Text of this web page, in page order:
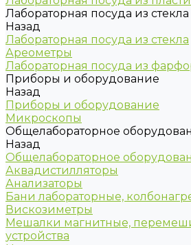
Лабораторная посуда из стекла
Назад
Лабораторная посуда из стекла
Ареометры
Лабораторная посуда из
Приборы и оборудование
Назад
Приборы и оборудование
Микроскопы
Общелабораторное
Назад
Общелабораторное
Аквадистилляторы
Анализаторы
Бани лабораторные,
Вискозиметры
Мешалки магнитные,
устройства